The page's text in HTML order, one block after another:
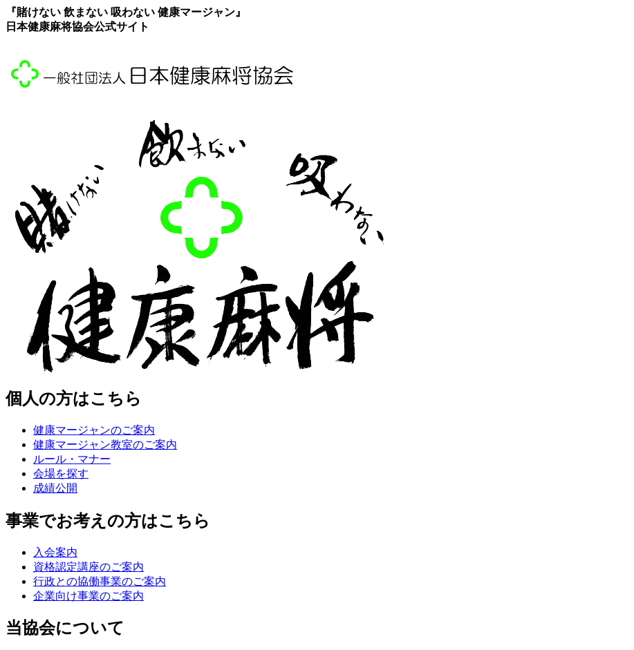
『賭けない 飲まない 吸わない 健康マージャン』
日本健康麻将協会公式サイト
個人の方はこちら
健康マージャンのご案内
健康マージャン教室のご案内
ルール・マナー
会場を探す
成績公開
事業でお考えの方はこちら
入会案内
資格認定講座のご案内
行政との協働事業のご案内
企業向け事業のご案内
当協会について